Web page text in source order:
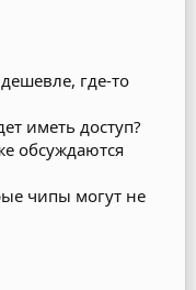
где-то
иметь доступ?
обсуждаются
чипы могут не